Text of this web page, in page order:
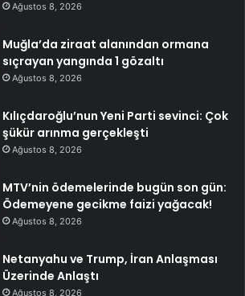
Ağustos 8, 2026
Muğla’da ziraat alanından ormana
sıçrayan yangında 1 gözaltı
Ağustos 8, 2026
Kılıçdaroğlu’nun Yeni Parti sevinci: Çok
şükür arınma gerçekleşti
Ağustos 8, 2026
MTV’nin ödemelerinde bugün son gün:
Ödemeyene gecikme faizi yağacak!
Ağustos 8, 2026
Netanyahu ve Trump, İran Anlaşması
Üzerinde Anlaştı
Ağustos 8, 2026